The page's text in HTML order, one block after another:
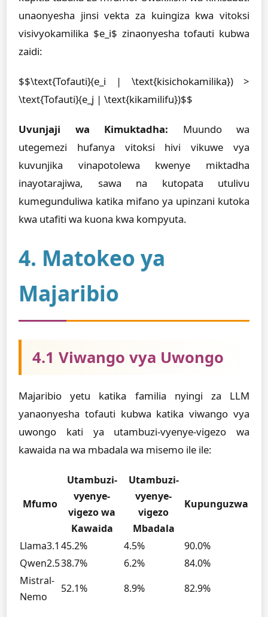
unaonyesha jinsi vekta za kuingiza kwa vitoksi
visivyokamilika $e_i$ zinaonyesha tofauti kubwa
zaidi:
$$\text{Tofauti}(e_i | \text{kisichokamilika}) >
\text{Tofauti}(e_j | \text{kikamilifu})$$
Uvunjaji wa Kimuktadha: Muundo wa
utegemezi hufanya vitoksi hivi vikuwe vya
kuvunjika vinapotolewa kwenye miktadha
inayotarajiwa, sawa na kutopata utulivu
kumegunduliwa katika mifano ya upinzani kutoka
kwa utafiti wa kuona kwa kompyuta.
4. Matokeo ya
Majaribio
4.1 Viwango vya Uwongo
Majaribio yetu katika familia nyingi za LLM
yanaonyesha tofauti kubwa katika viwango vya
uwongo kati ya utambuzi-vyenye-vigezo wa
kawaida na wa mbadala wa misemo ile ile:
Mfumo
Utambuzi-
vyenye-
vigezo wa
Kawaida
Utambuzi-
vyenye-
vigezo
Mbadala
Kupunguzwa
Llama3.1 45.2% 4.5%
90.0%
Qwen2.538.7% 6.2%
84.0%
Mistral-
Nemo
52.1% 8.9% 82.9%